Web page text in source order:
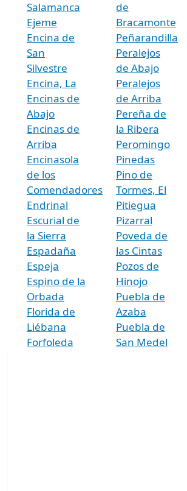
Salamanca
Ejeme
Encina de
San
Silvestre
Encina, La
Encinas de
Abajo
Encinas de
Arriba
Encinasola
de los
Comendadores
Endrinal
Escurial de
la Sierra
Espadaña
Espeja
Espino de la
Orbada
Florida de
Liébana
Forfoleda
de
Bracamonte
Peñarandilla
Peralejos
de Abajo
Peralejos
de Arriba
Pereña de
la Ribera
Peromingo
Pinedas
Pino de
Tormes, El
Pitiegua
Pizarral
Poveda de
las Cintas
Pozos de
Hinojo
Puebla de
Azaba
Puebla de
San Medel